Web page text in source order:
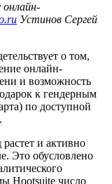
Устинов Сергей
о том,
онлайн-
и возможность
к гендерным
по доступной
и активно
Это обусловлено
Hootsuite число